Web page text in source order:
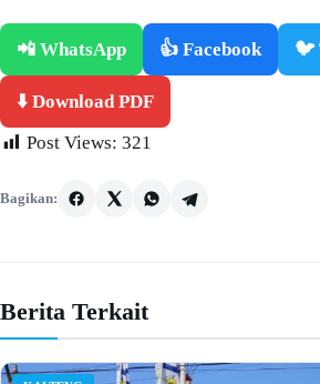
📲 WhatsApp 👍 Facebook 🐦
⬇️ Download PDF
Post Views: 321
Bagikan:
Berita Terkait